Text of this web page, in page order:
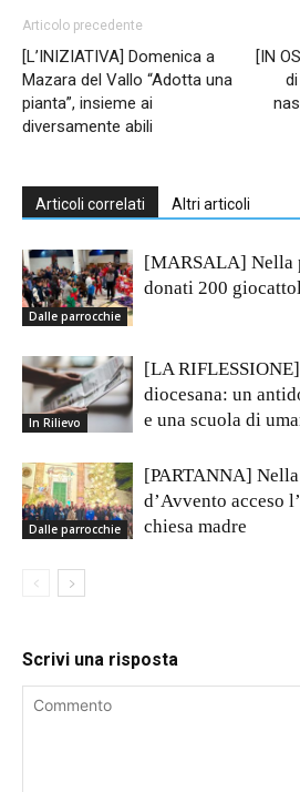
Articolo precedente
[L’INIZIATIVA] Domenica a
Mazara del Vallo “Adotta una
pianta”, insieme ai
diversamente abili
[IN
Articoli correlati Altri articoli
Dalle parrocchie
[MARSALA] Nella
donati 200
In Rilievo
[LA
diocesana: un
e una scuola di
Dalle parrocchie
[PARTANNA]
d’Avvento acceso
chiesa madre
Scrivi una risposta